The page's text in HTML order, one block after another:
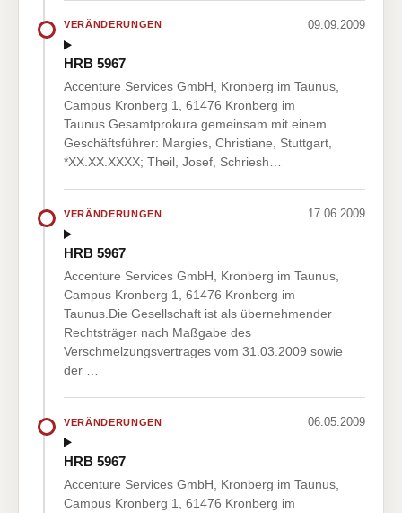
VERÄNDERUNGEN 09.09.2009
HRB 5967
Accenture Services GmbH, Kronberg im Taunus,
Campus Kronberg 1, 61476 Kronberg im
Taunus.Gesamtprokura gemeinsam mit einem
Geschäftsführer: Margies, Christiane, Stuttgart,
*XX.XX.XXXX; Theil, Josef, Schriesh…
VERÄNDERUNGEN 17.06.2009
HRB 5967
Accenture Services GmbH, Kronberg im Taunus,
Campus Kronberg 1, 61476 Kronberg im
Taunus.Die Gesellschaft ist als übernehmender
Rechtsträger nach Maßgabe des
Verschmelzungsvertrages vom 31.03.2009 sowie
der …
VERÄNDERUNGEN 06.05.2009
HRB 5967
Accenture Services GmbH, Kronberg im Taunus,
Campus Kronberg 1, 61476 Kronberg im